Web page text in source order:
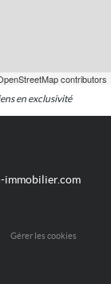
contributors
en exclusivité
Gérer les cookies